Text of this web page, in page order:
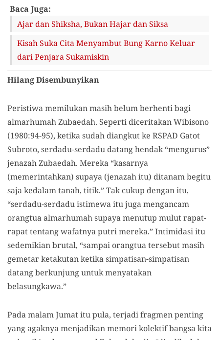
Baca Juga:
Ajar dan Shiksha, Bukan Hajar dan Siksa
Kisah Suka Cita Menyambut Bung Karno Keluar
dari Penjara Sukamiskin
Hilang Disembunyikan
Peristiwa memilukan masih belum berhenti bagi
almarhumah Zubaedah. Seperti diceritakan Wibisono
(1980:94-95), ketika sudah diangkut ke RSPAD Gatot
Subroto, serdadu-serdadu datang hendak “mengurus”
jenazah Zubaedah. Mereka “kasarnya
(memerintahkan) supaya (jenazah itu) ditanam begitu
saja kedalam tanah, titik.” Tak cukup dengan itu,
“serdadu-serdadu istimewa itu juga mengancam
orangtua almarhumah supaya menutup mulut rapat-
rapat tentang wafatnya putri mereka.” Intimidasi itu
sedemikian brutal, “sampai orangtua tersebut masih
gemetar ketakutan ketika simpatisan-simpatisan
datang berkunjung untuk menyatakan
belasungkawa.”
Pada malam Jumat itu pula, terjadi fragmen penting
yang agaknya menjadikan memori kolektif bangsa kita